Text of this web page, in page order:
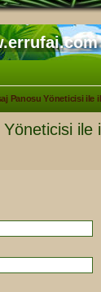
Panosu Yöneticisi ile
ile